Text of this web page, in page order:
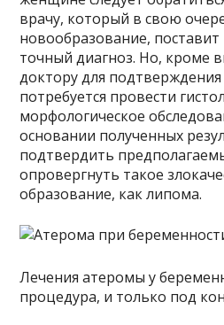
врачу, который в свою
новообразование,
точный диагноз. Но, кроме
доктору для подтверждения
потребуется провести
морфологическое
основании полученных
подтвердить
опровергнуть такое
образование, как липома.
Лечения атеромы у
процедура, и только под